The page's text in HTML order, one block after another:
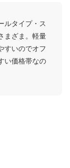
ルタイプ・ス
まざま。軽量
すいのでオフ
い価格帯なの